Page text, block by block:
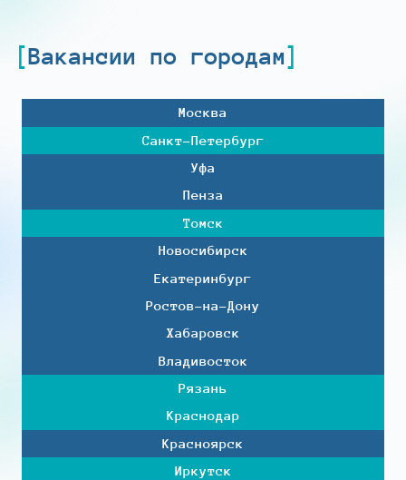
Вакансии по городам
Москва
Санкт-Петербург
Уфа
Пенза
Томск
Новосибирск
Екатеринбург
Ростов-на-Дону
Хабаровск
Владивосток
Рязань
Краснодар
Красноярск
Иркутск